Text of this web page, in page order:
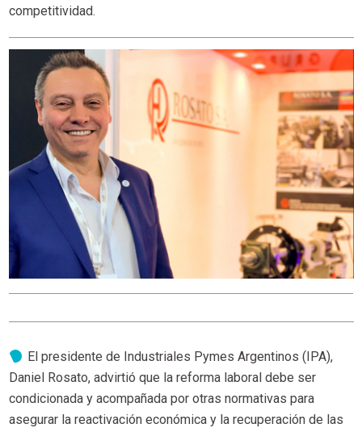
competitividad.
El presidente de Industriales Pymes Argentinos (IPA),
Daniel Rosato, advirtió que la reforma laboral debe ser
condicionada y acompañada por otras normativas para
asegurar la reactivación económica y la recuperación de las